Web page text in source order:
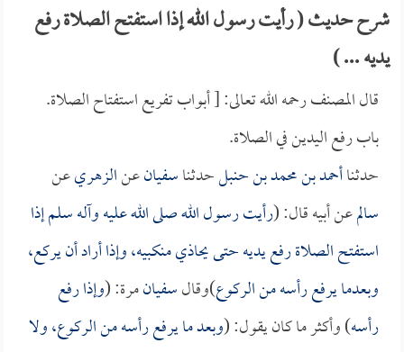
شرح حديث ( رأيت رسول الله إذا استفتح الصلاة رفع
يديه ... )
قال المصنف رحمه الله تعالى: [ أبواب تفريع استفتاح الصلاة.
باب رفع اليدين في الصلاة.
حدثناأحمد بن محمد بن حنبلحدثناسفيانعنالزهريعن
سالمعن أبيه قال: (رأيت رسول الله صلى الله عليه وآله سلم إذا
استفتح الصلاة رفع يديه حتى يحاذي منكبيه، وإذا أراد أن يركع،
وبعدما يرفع رأسه من الركوع)وقالسفيانمرة: (وإذا رفع
رأسه) وأكثر ما كان يقول: (وبعد ما يرفع رأسه من الركوع، ولا